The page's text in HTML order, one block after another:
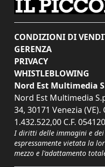
CONDIZIONI DI
GERENZA
PRIVACY
WHISTLEBLOWING
Nord Est Multimedia
Nord Est Multimedia
34, 30171 Venezia (VE).
1.432.522,00 C.F.
I diritti delle immagini e
espressamente vietata la
mezzo e l'adattamento